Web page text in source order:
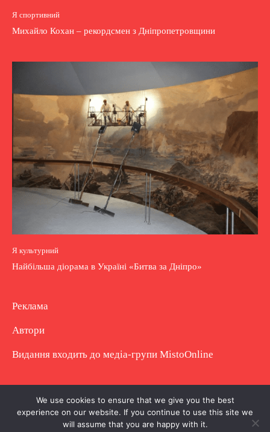
Я спортивний
Михайло Кохан – рекордсмен з Дніпропетровщини
Я культурний
Найбільша діорама в Україні «Битва за Дніпро»
Реклама
Автори
Видання входить до медіа-групи MistoOnline
Copyright © Повне використання матеріалу
заборонено. Частково можна з гіперпосиланням.
We use cookies to ensure that we give you the best
experience on our website. If you continue to use this site we
will assume that you are happy with it.